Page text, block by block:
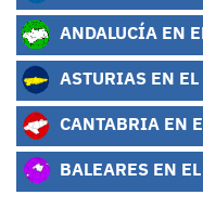
ANDALUCÍA EN
ASTURIAS EN EL
CANTABRIA EN
BALEARES EN